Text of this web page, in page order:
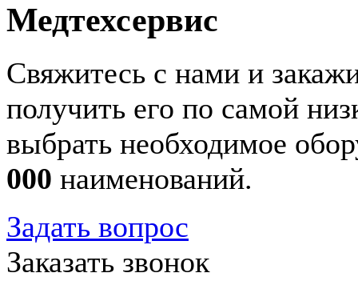
Медтехсервис
Свяжитесь с нами и
получить его по самой
выбрать необходимое
000 наименований.
Задать вопрос
Заказать звонок